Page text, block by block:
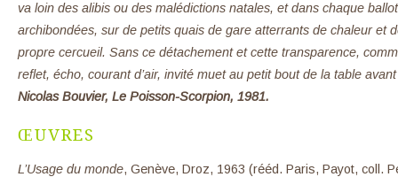
va loin des alibis ou des malédictions natales, et dans chaque
archibondées, sur de petits quais de gare atterrants de chaleur et
propre cercueil. Sans ce détachement et cette transparence,
reflet, écho, courant d’air, invité muet au petit bout de la table
Nicolas Bouvier, Le Poisson-Scorpion, 1981.
ŒUVRES
L’Usage du monde, Genève, Droz, 1963 (rééd. Paris, Payot, coll.